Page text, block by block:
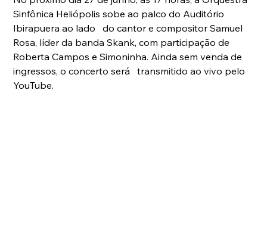
Sinfônica Heliópolis sobe ao palco do Auditório
Ibirapuera ao lado   do cantor e compositor Samuel
Rosa, líder da banda Skank, com participação de
Roberta Campos e Simoninha. Ainda sem venda de
ingressos, o concerto será   transmitido ao vivo pelo
YouTube.